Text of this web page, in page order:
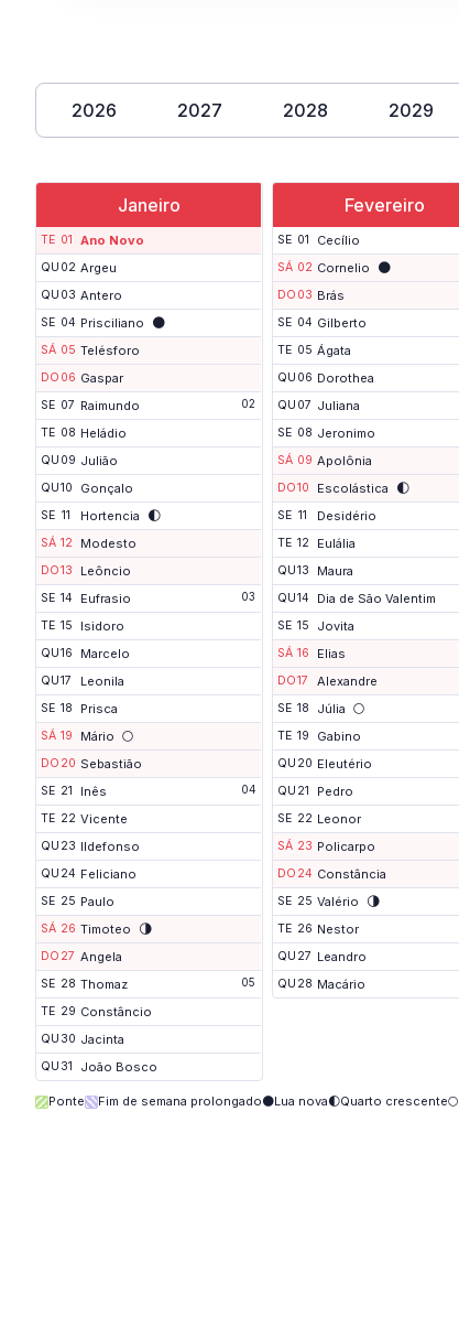
2026 2027 2028 2029
Janeiro
TE 01 Ano Novo
QU 02 Argeu
QU 03 Antero
SE 04 Prisciliano 🌑
SÁ 05 Telésforo
DO 06 Gaspar
SE 07 Raimundo 02
TE 08 Heládio
QU 09 Julião
QU10 Gonçalo
SE 11 Hortencia 🌓
SÁ 12 Modesto
DO13 Leôncio
SE 14 Eufrasio 03
TE 15 Isidoro
QU16 Marcelo
QU17 Leonila
SE 18 Prisca
SÁ 19 Mário 🌕
DO 20 Sebastião
SE 21 Inês 04
TE 22 Vicente
QU 23 Ildefonso
QU 24 Feliciano
SE 25 Paulo
SÁ 26 Timoteo 🌗
DO 27 Angela
SE 28 Thomaz 05
TE 29 Constâncio
QU 30 Jacinta
QU 31 João Bosco
Fevereiro
SE 01 Cecílio
SÁ 02 Cornelio 🌑
DO 03 Brás
SE 04 Gilberto
TE 05 Ágata
QU 06 Dorothea
QU 07 Juliana
SE 08 Jeronimo
SÁ 09 Apolônia
DO10 Escolástica 🌓
SE 11 Desidério
TE 12 Eulália
QU13 Maura
QU14 Dia de São Valentim
SE 15 Jovita
SÁ 16 Elias
DO17 Alexandre
SE 18 Júlia 🌕
TE 19 Gabino
QU 20 Eleutério
QU 21 Pedro
SE 22 Leonor
SÁ 23 Policarpo
DO 24 Constância
SE 25 Valério 🌗
TE 26 Nestor
QU 27 Leandro
QU 28 Macário
Ponte Fim de semana prolongado🌑Lua nova🌓Quarto crescente🌕